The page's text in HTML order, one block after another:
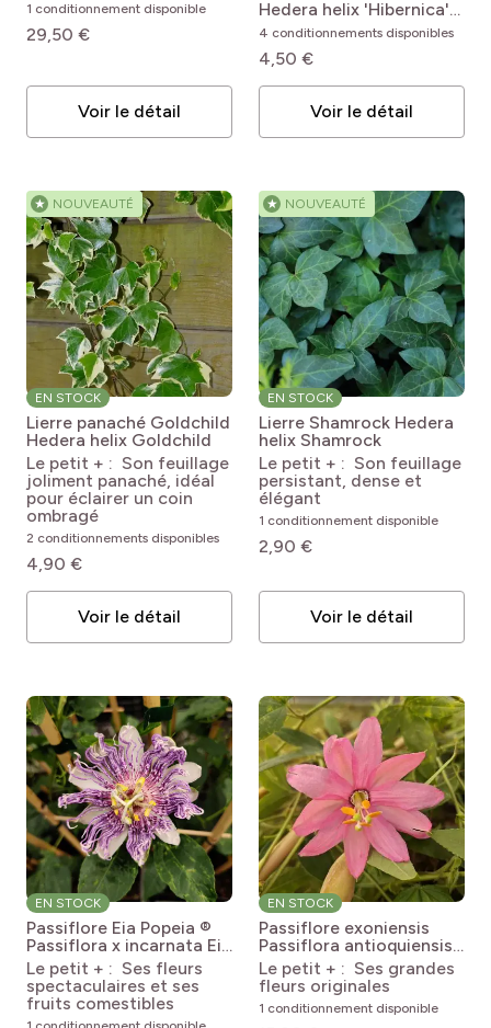
Hedera algeriensis Gloire
de Marengo
1 conditionnement disponible
29,50 €
Voir le détail
Hedera helix 'Hibernica'
Hedera hibernica
4 conditionnements disponibles
4,50 €
Voir le détail
★ NOUVEAUTÉ
EN STOCK
Lierre panaché Goldchild
Hedera helix Goldchild
Le petit + : Son feuillage
joliment panaché, idéal
pour éclairer un coin
ombragé
2 conditionnements disponibles
4,90 €
Voir le détail
★ NOUVEAUTÉ
EN STOCK
Lierre Shamrock Hedera
helix Shamrock
Le petit + : Son feuillage
persistant, dense et
élégant
1 conditionnement disponible
2,90 €
Voir le détail
EN STOCK
Passiflore Eia Popeia ®
Passiflora x incarnata Eia
popeia
Le petit + : Ses fleurs
spectaculaires et ses
fruits comestibles
EN STOCK
Passiflore exoniensis
Passiflora antioquiensis
x tripartita var.
mollissima Exoniensis
Le petit + : Ses grandes
fleurs originales
1 conditionnement disponible